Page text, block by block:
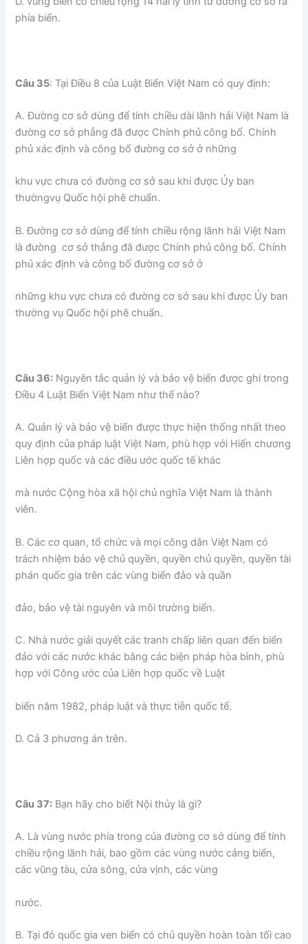
phía biển.
Câu 35: Tại Điều 8 của Luật Biển Việt Nam có quy định:
A. Đường cơ sở dùng để tính chiều dài lãnh hải Việt Nam là
đường cơ sở phẳng đã được Chính phủ công bố. Chính
phủ xác định và công bố đường cơ sở ở những
khu vực chưa có đường cơ sở sau khi được Ủy ban
thườngvụ Quốc hội phê chuẩn.
B. Đường cơ sở dùng để tính chiều rộng lãnh hải Việt Nam
là đường cơ sở thẳng đã được Chính phủ công bố. Chính
phủ xác định và công bố đường cơ sở ở
những khu vực chưa có đường cơ sở sau khi được Ủy ban
thường vụ Quốc hội phê chuẩn.
Câu 36: Nguyên tắc quản lý và bảo vệ biển được ghi trong
Điều 4 Luật Biển Việt Nam như thế nào?
A. Quản lý và bảo vệ biển được thực hiện thống nhất theo
quy định của pháp luật Việt Nam, phù hợp với Hiến chương
Liên hợp quốc và các điều ước quốc tế khác
mà nước Cộng hòa xã hội chủ nghĩa Việt Nam là thành
viên.
B. Các cơ quan, tổ chức và mọi công dân Việt Nam có
trách nhiệm bảo vệ chủ quyền, quyền chủ quyền, quyền tài
phán quốc gia trên các vùng biển đảo và quần
đảo, bảo vệ tài nguyên và môi trường biển.
C. Nhà nước giải quyết các tranh chấp liên quan đến biển
đảo với các nước khác bằng các biện pháp hòa bình, phù
hợp với Công ước của Liên hợp quốc về Luật
biển năm 1982, pháp luật và thực tiễn quốc tế.
D. Cả 3 phương án trên.
Câu 37: Bạn hãy cho biết Nội thủy là gì?
A. Là vùng nước phía trong của đường cơ sở dùng để tính
chiều rộng lãnh hải, bao gồm các vùng nước cảng biển,
các vũng tàu, cửa sông, cửa vịnh, các vùng
nước.
B. Tại đó quốc gia ven biển có chủ quyền hoàn toàn tối cao